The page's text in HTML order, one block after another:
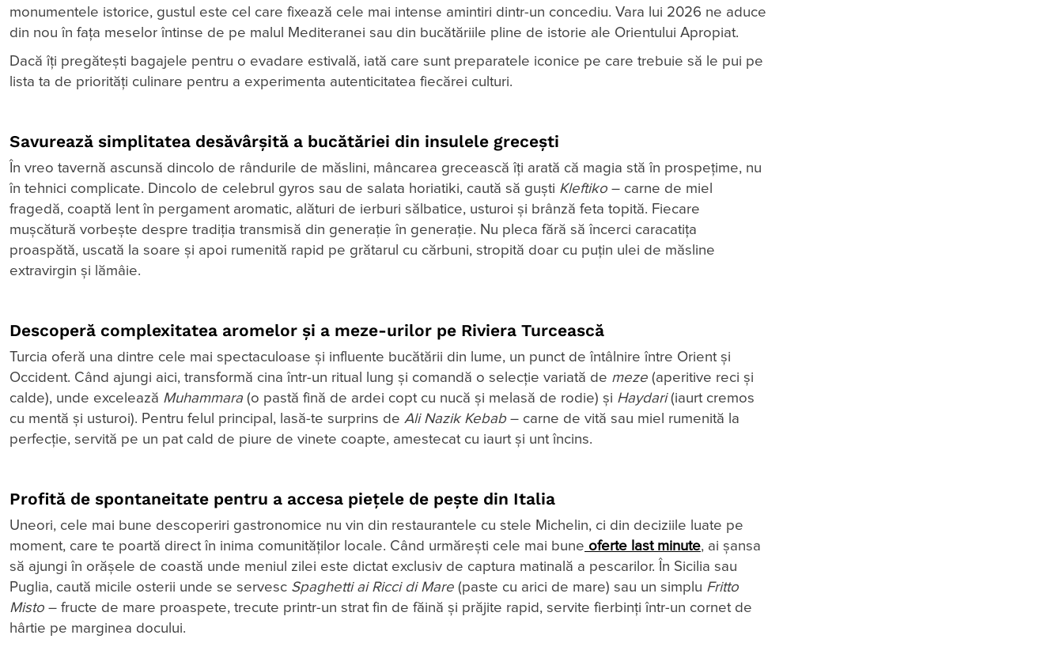
monumentele istorice, gustul este cel care fixează cele mai intense amintiri dintr-un concediu. Vara lui 2026 ne aduce
din nou în fața meselor întinse de pe malul Mediteranei sau din bucătăriile pline de istorie ale Orientului Apropiat.
Dacă îți pregătești bagajele pentru o evadare estivală, iată care sunt preparatele iconice pe care trebuie să le pui pe
lista ta de priorități culinare pentru a experimenta autenticitatea fiecărei culturi.
Savurează simplitatea desăvârșită a bucătăriei din insulele grecești
În vreo tavernă ascunsă dincolo de rândurile de măslini, mâncarea grecească îți arată că magia stă în prospețime, nu
în tehnici complicate. Dincolo de celebrul gyros sau de salata horiatiki, caută să guști Kleftiko – carne de miel
fragedă, coaptă lent în pergament aromatic, alături de ierburi sălbatice, usturoi și brânză feta topită. Fiecare
mușcătură vorbește despre tradiția transmisă din generație în generație. Nu pleca fără să încerci caracatița
proaspătă, uscată la soare și apoi rumenită rapid pe grătarul cu cărbuni, stropită doar cu puțin ulei de măsline
extravirgin și lămâie.
Descoperă complexitatea aromelor și a meze-urilor pe Riviera Turcească
Turcia oferă una dintre cele mai spectaculoase și influente bucătării din lume, un punct de întâlnire între Orient și
Occident. Când ajungi aici, transformă cina într-un ritual lung și comandă o selecție variată de meze (aperitive reci și
calde), unde excelează Muhammara (o pastă fină de ardei copt cu nucă și melasă de rodie) și Haydari(iaurt cremos
cu mentă și usturoi). Pentru felul principal, lasă-te surprins de Ali Nazik Kebab – carne de vită sau miel rumenită la
perfecție, servită pe un pat cald de piure de vinete coapte, amestecat cu iaurt și unt încins.
Profită de spontaneitate pentru a accesa piețele de pește din Italia
Uneori, cele mai bune descoperiri gastronomice nu vin din restaurantele cu stele Michelin, ci din deciziile luate pe
moment, care te poartă direct în inima comunităților locale. Când urmărești cele mai bune oferte last minute, ai șansa
să ajungi în orășele de coastă unde meniul zilei este dictat exclusiv de captura matinală a pescarilor. În Sicilia sau
Puglia, caută micile osterii unde se servesc Spaghetti ai Ricci di Mare (paste cu arici de mare) sau un simplu Fritto
Misto – fructe de mare proaspete, trecute printr-un strat fin de făină și prăjite rapid, servite fierbinți într-un cornet de
hârtie pe marginea docului.